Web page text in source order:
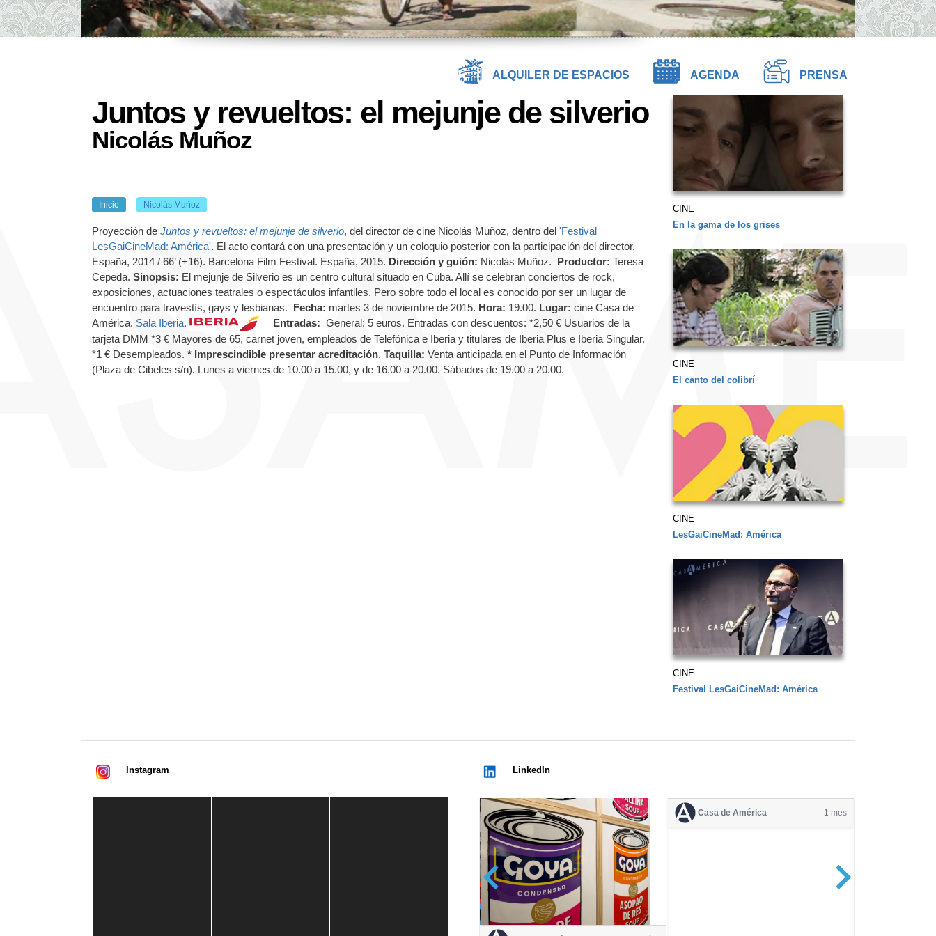
ALQUILER DE ESPACIOS AGENDA PRENSA
Juntos y revueltos: el mejunje de silverio
Nicolás Muñoz
Inicio Nicolás Muñoz
Proyección de Juntos y revueltos: el mejunje de silverio, del director de cine Nicolás Muñoz, dentro del 'Festival
LesGaiCineMad: América'. El acto contará con una presentación y un coloquio posterior con la participación del director.
España, 2014 / 66’ (+16). Barcelona Film Festival. España, 2015. Dirección y guión: Nicolás Muñoz. Productor: Teresa
Cepeda. Sinopsis: El mejunje de Silverio es un centro cultural situado en Cuba. Allí se celebran conciertos de rock,
exposiciones, actuaciones teatrales o espectáculos infantiles. Pero sobre todo el local es conocido por ser un lugar de
encuentro para travestís, gays y lesbianas. Fecha: martes 3 de noviembre de 2015. Hora: 19.00. Lugar: cine Casa de
América. Sala Iberia. Entradas: General: 5 euros. Entradas con descuentos: *2,50 € Usuarios de la
tarjeta DMM *3 € Mayores de 65, carnet joven, empleados de Telefónica e Iberia y titulares de Iberia Plus e Iberia Singular.
*1 € Desempleados. * Imprescindible presentar acreditación. Taquilla: Venta anticipada en el Punto de Información
(Plaza de Cibeles s/n). Lunes a viernes de 10.00 a 15.00, y de 16.00 a 20.00. Sábados de 19.00 a 20.00.
CINE
En la gama de los grises
CINE
El canto del colibrí
CINE
LesGaiCineMad: América
CINE
Festival LesGaiCineMad: América
Instagram LinkedIn
Casa de América 1 mes